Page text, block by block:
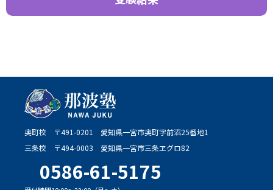
奥町校 〒491-0201 愛知県一宮市奥町字前沼25番地1
三条校
〒494-0003 愛知県一宮市三条ヱグロ82
0586-61-5175